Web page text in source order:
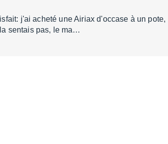
j'ai acheté une Airiax d'occase à un pote,
sentais pas, le ma…